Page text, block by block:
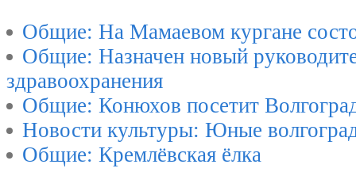
Общие: На Мамаевом кургане
Общие: Назначен новый
здравоохранения
Общие: Конюхов посетит
Новости культуры: Юные
Общие: Кремлёвская ёлка